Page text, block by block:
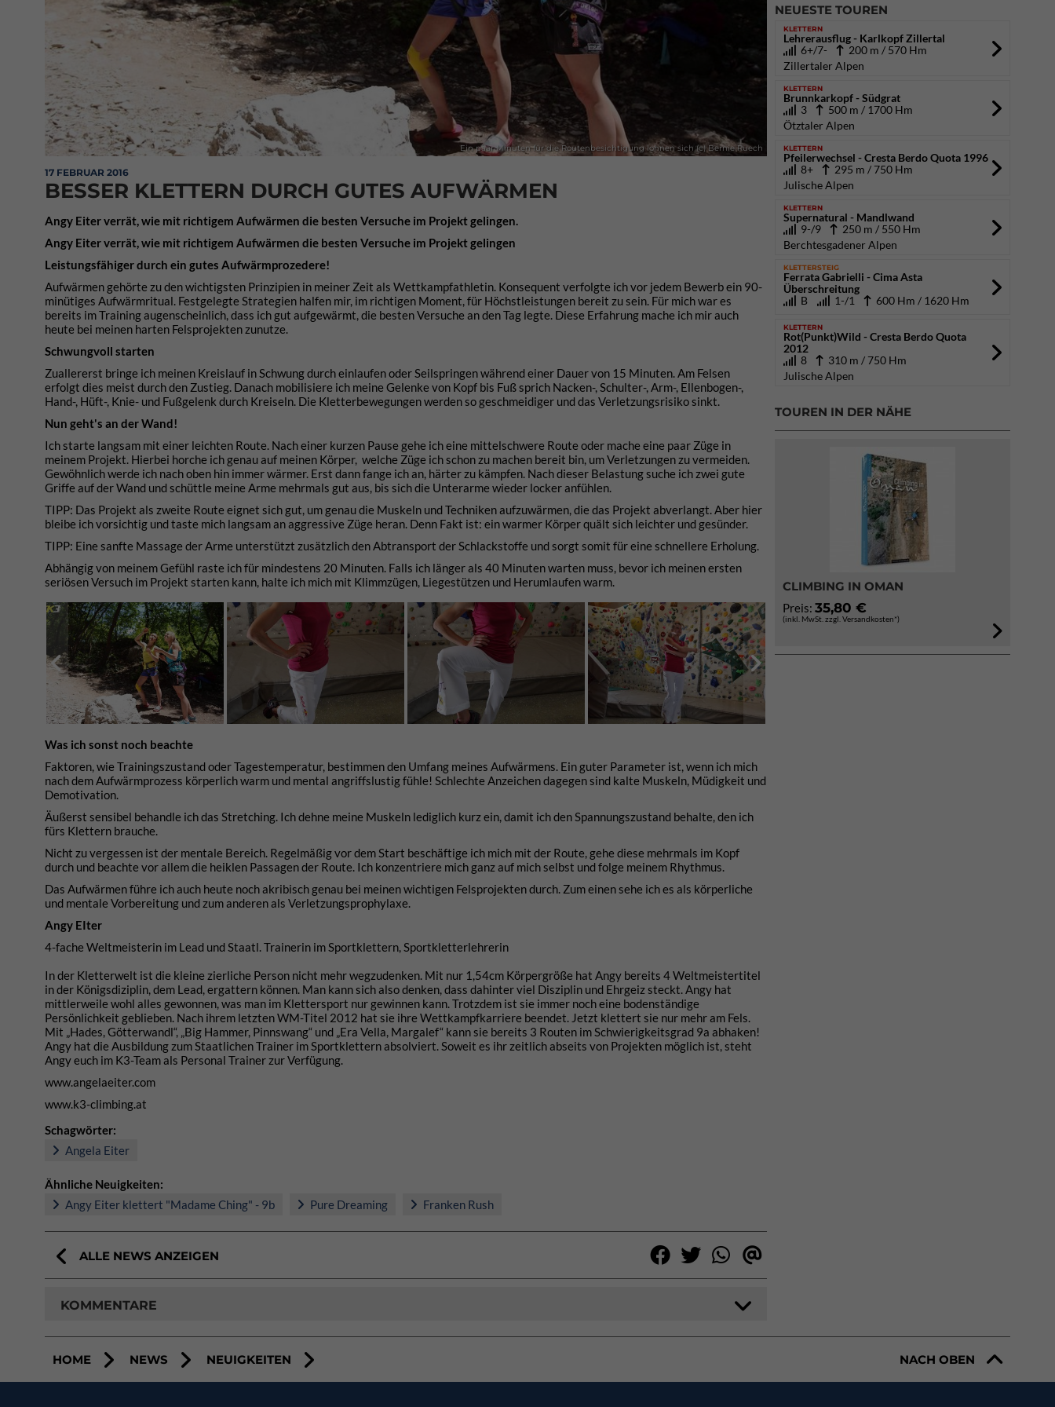
Ein paar Minuten für die Routenbesichtigung lohnen sich (c) Bernie Ruech
17 FEBRUAR 2016
BESSER KLETTERN DURCH GUTES AUFWÄRMEN
Angy Eiter verrät, wie mit richtigem Aufwärmen die besten Versuche im Projekt gelingen.
Angy Eiter verrät, wie mit richtigem Aufwärmen die besten Versuche im Projekt gelingen
Leistungsfähiger durch ein gutes Aufwärmprozedere!
Aufwärmen gehörte zu den wichtigsten Prinzipien in meiner Zeit als Wettkampfathletin. Konsequent verfolgte ich vor jedem Bewerb ein 90-
minütiges Aufwärmritual. Festgelegte Strategien halfen mir, im richtigen Moment, für Höchstleistungen bereit zu sein. Für mich war es
bereits im Training augenscheinlich, dass ich gut aufgewärmt, die besten Versuche an den Tag legte. Diese Erfahrung mache ich mir auch
heute bei meinen harten Felsprojekten zunutze.
Schwungvoll starten
Zuallererst bringe ich meinen Kreislauf in Schwung durch einlaufen oder Seilspringen während einer Dauer von 15 Minuten. Am Felsen
erfolgt dies meist durch den Zustieg. Danach mobilisiere ich meine Gelenke von Kopf bis Fuß sprich Nacken-, Schulter-, Arm-, Ellenbogen-,
Hand-, Hüft-, Knie- und Fußgelenk durch Kreiseln. Die Kletterbewegungen werden so geschmeidiger und das Verletzungsrisiko sinkt.
Nun geht's an der Wand!
Ich starte langsam mit einer leichten Route. Nach einer kurzen Pause gehe ich eine mittelschwere Route oder mache eine paar Züge in
meinem Projekt. Hierbei horche ich genau auf meinen Körper, welche Züge ich schon zu machen bereit bin, um Verletzungen zu vermeiden.
Gewöhnlich werde ich nach oben hin immer wärmer. Erst dann fange ich an, härter zu kämpfen. Nach dieser Belastung suche ich zwei gute
Griffe auf der Wand und schüttle meine Arme mehrmals gut aus, bis sich die Unterarme wieder locker anfühlen.
TIPP: Das Projekt als zweite Route eignet sich gut, um genau die Muskeln und Techniken aufzuwärmen, die das Projekt abverlangt. Aber hier
bleibe ich vorsichtig und taste mich langsam an aggressive Züge heran. Denn Fakt ist: ein warmer Körper quält sich leichter und gesünder.
TIPP: Eine sanfte Massage der Arme unterstützt zusätzlich den Abtransport der Schlackstoffe und sorgt somit für eine schnellere Erholung.
Abhängig von meinem Gefühl raste ich für mindestens 20 Minuten. Falls ich länger als 40 Minuten warten muss, bevor ich meinen ersten
seriösen Versuch im Projekt starten kann, halte ich mich mit Klimmzügen, Liegestützen und Herumlaufen warm.
Was ich sonst noch beachte
Faktoren, wie Trainingszustand oder Tagestemperatur, bestimmen den Umfang meines Aufwärmens. Ein guter Parameter ist, wenn ich mich
nach dem Aufwärmprozess körperlich warm und mental angriffslustig fühle! Schlechte Anzeichen dagegen sind kalte Muskeln, Müdigkeit und
Demotivation.
Äußerst sensibel behandle ich das Stretching. Ich dehne meine Muskeln lediglich kurz ein, damit ich den Spannungszustand behalte, den ich
fürs Klettern brauche.
Nicht zu vergessen ist der mentale Bereich. Regelmäßig vor dem Start beschäftige ich mich mit der Route, gehe diese mehrmals im Kopf
durch und beachte vor allem die heiklen Passagen der Route. Ich konzentriere mich ganz auf mich selbst und folge meinem Rhythmus.
Das Aufwärmen führe ich auch heute noch akribisch genau bei meinen wichtigen Felsprojekten durch. Zum einen sehe ich es als körperliche
und mentale Vorbereitung und zum anderen als Verletzungsprophylaxe.
Angy EIter
4-fache Weltmeisterin im Lead und Staatl. Trainerin im Sportklettern, Sportkletterlehrerin
In der Kletterwelt ist die kleine zierliche Person nicht mehr wegzudenken. Mit nur 1,54cm Körpergröße hat Angy bereits 4 Weltmeistertitel
in der Königsdiziplin, dem Lead, ergattern können. Man kann sich also denken, dass dahinter viel Disziplin und Ehrgeiz steckt. Angy hat
mittlerweile wohl alles gewonnen, was man im Klettersport nur gewinnen kann. Trotzdem ist sie immer noch eine bodenständige
Persönlichkeit geblieben. Nach ihrem letzten WM-Titel 2012 hat sie ihre Wettkampfkarriere beendet. Jetzt klettert sie nur mehr am Fels.
Mit „Hades, Götterwandl“, „Big Hammer, Pinnswang“ und „Era Vella, Margalef“ kann sie bereits 3 Routen im Schwierigkeitsgrad 9a abhaken!
Angy hat die Ausbildung zum Staatlichen Trainer im Sportklettern absolviert. Soweit es ihr zeitlich abseits von Projekten möglich ist, steht
Angy euch im K3-Team als Personal Trainer zur Verfügung.
www.angelaeiter.com
www.k3-climbing.at
Schagwörter:
Angela Eiter
Ähnliche Neuigkeiten:
Angy Eiter klettert "Madame Ching" - 9b
Pure Dreaming Franken Rush
ALLE NEWS ANZEIGEN
KOMMENTARE
NEUESTE TOUREN
KLETTERN
Lehrerausflug - Karlkopf Zillertal
6+/7-
200 m / 570 Hm
Zillertaler Alpen
KLETTERN
Brunnkarkopf - Südgrat
3
500 m / 1700 Hm
Ötztaler Alpen
KLETTERN
Pfeilerwechsel - Cresta Berdo Quota 1996
8+
295 m / 750 Hm
Julische Alpen
KLETTERN
Supernatural - Mandlwand
9-/9
250 m / 550 Hm
Berchtesgadener Alpen
KLETTERSTEIG
Ferrata Gabrielli - Cima Asta
Überschreitung
B
1-/1 600 Hm / 1620 Hm
KLETTERN
Rot(Punkt)Wild - Cresta Berdo Quota
2012
8
310 m / 750 Hm
Julische Alpen
TOUREN IN DER NÄHE
CLIMBING IN OMAN
Preis: 35,80 €
(inkl. MwSt. zzgl. Versandkosten*)
HOME NEWS NEUIGKEITEN NACH OBEN